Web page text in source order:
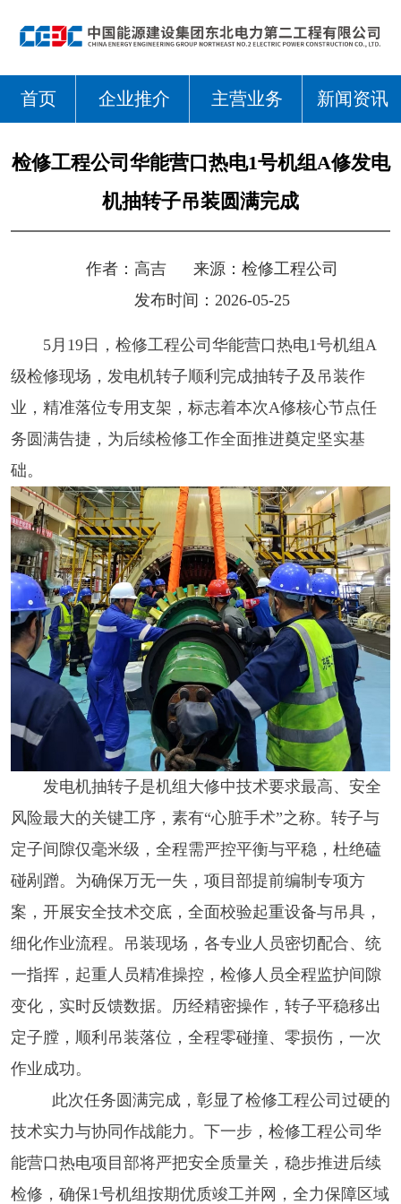
首页 企业推介 主营业务 新闻资讯
检修工程公司华能营口热电1号机组A修发电
机抽转子吊装圆满完成
作者： 高吉 来源： 检修工程公司
发布时间：2026-05-25
5月19日，检修工程公司华能营口热电1号机组A
级检修现场，发电机转子顺利完成抽转子及吊装作
业，精准落位专用支架，标志着本次A修核心节点任
务圆满告捷，为后续检修工作全面推进奠定坚实基
础。
发电机抽转子是机组大修中技术要求最高、安全
风险最大的关键工序，素有“心脏手术”之称。转子与
定子间隙仅毫米级，全程需严控平衡与平稳，杜绝磕
碰剐蹭。为确保万无一失，项目部提前编制专项方
案，开展安全技术交底，全面校验起重设备与吊具，
细化作业流程。吊装现场，各专业人员密切配合、统
一指挥，起重人员精准操控，检修人员全程监护间隙
变化，实时反馈数据。历经精密操作，转子平稳移出
定子膛，顺利吊装落位，全程零碰撞、零损伤，一次
作业成功。
此次任务圆满完成，彰显了检修工程公司过硬的
技术实力与协同作战能力。下一步，检修工程公司华
能营口热电项目部将严把安全质量关，稳步推进后续
检修，确保1号机组按期优质竣工并网，全力保障区域